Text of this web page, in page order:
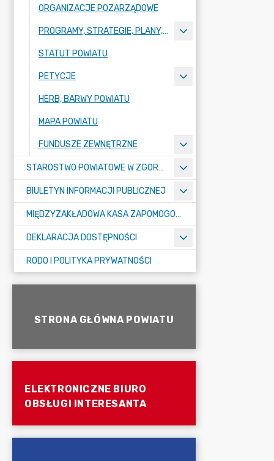
ORGANIZACJE POZARZĄDOWE
PROGRAMY, STRATEGIE, PLANY, RAPORTY
STATUT POWIATU
PETYCJE
HERB, BARWY POWIATU
MAPA POWIATU
FUNDUSZE ZEWNĘTRZNE
STAROSTWO POWIATOWE W ZGORZELCU
BIULETYN INFORMACJI PUBLICZNEJ
MIĘDZYZAKŁADOWA KASA ZAPOMOGOWO-POŻYCZKOWA
DEKLARACJA DOSTĘPNOŚCI
RODO I POLITYKA PRYWATNOŚCI
STRONA GŁÓWNA POWIATU
ELEKTRONICZNE BIURO
OBSŁUGI INTERESANTA